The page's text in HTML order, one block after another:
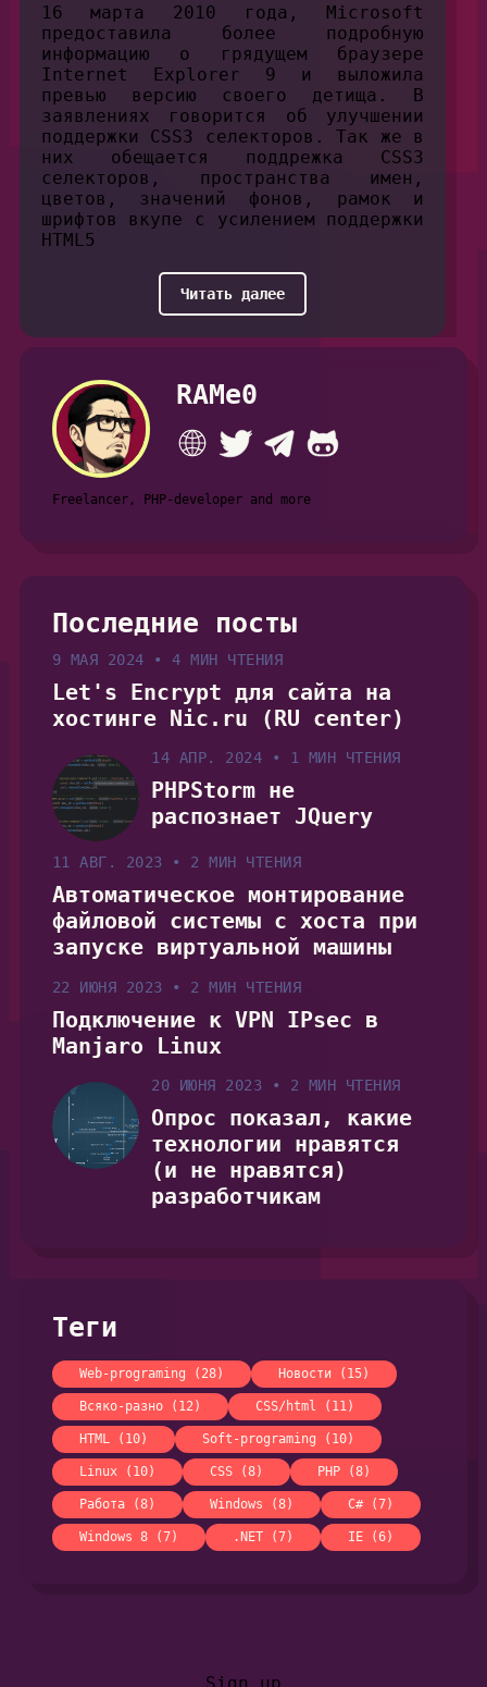
16 марта 2010 года, Microsoft
предоставила более подробную
информацию о грядущем браузере
Internet Explorer 9 и выложила
превью версию своего детища. В
заявлениях говорится об улучшении
поддержки CSS3 селекторов. Так же в
них обещается поддрежка CSS3
селекторов, пространства имен,
цветов, значений фонов, рамок и
шрифтов вкупе с усилением поддержки
HTML5
Читать далее
RAMe0
Freelancer, PHP-developer and more
Последние посты
9 МАЯ 2024 • 4 МИН ЧТЕНИЯ
Let's Encrypt для сайта на
хостинге Nic.ru (RU center)
14 АПР. 2024 • 1 МИН ЧТЕНИЯ
PHPStorm не
распознает JQuery
11 АВГ. 2023 • 2 МИН ЧТЕНИЯ
Автоматическое монтирование
файловой системы с хоста при
запуске виртуальной машины
22 ИЮНЯ 2023 • 2 МИН ЧТЕНИЯ
Подключение к VPN IPsec в
Manjaro Linux
20 ИЮНЯ 2023 • 2 МИН ЧТЕНИЯ
Опрос показал, какие
технологии нравятся
(и не нравятся)
разработчикам
Теги
Web-programing (28) Новости (15)
Всяко-разно (12) CSS/html (11)
HTML (10) Soft-programing (10)
Linux (10) CSS (8) PHP (8)
Работа (8) Windows (8) C# (7)
Windows 8 (7) .NET (7) IE (6)